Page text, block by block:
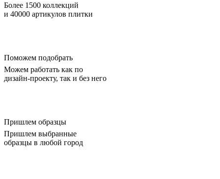
Более 1500 коллекций
и 40000 артикулов плитки
Поможем подобрать
Можем работать как по
дизайн-проекту, так и без него
Пришлем образцы
Пришлем выбранные
образцы в любой город